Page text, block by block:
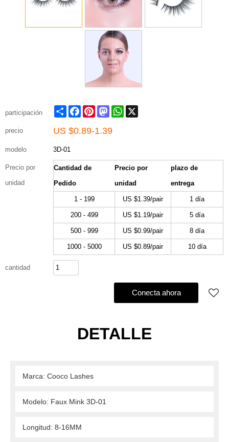
participación Share FacebookPinterestMastodonWhatsApp
precio US $0.89-1.39
modelo 3D-01
Precio por
unidad
Cantidad de
Pedido
Precio por
unidad
plazo de
entrega
1 - 199 US $1.39/pair 1 día
200 - 499 US $1.19/pair 5 día
500 - 999 US $0.99/pair 8 día
1000 - 5000 US $0.89/pair 10 día
cantidad
Conecta ahora
DETALLE
Marca: Cooco Lashes
Modelo: Faux Mink 3D-01
Longitud: 8-16MM